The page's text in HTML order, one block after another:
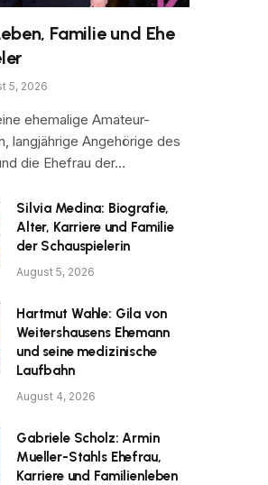
Familie und Ehe
5, 2026
ehemalige Amateur-
langjährige Angehörige des
die Ehefrau der…
Silvia Medina: Biografie,
Alter, Karriere und Familie
der Schauspielerin
August 5, 2026
Hartmut Wahle: Gila von
Weitershausens Ehemann
und seine medizinische
Laufbahn
August 4, 2026
Gabriele Scholz: Armin
Mueller-Stahls Ehefrau,
Karriere und Familienleben